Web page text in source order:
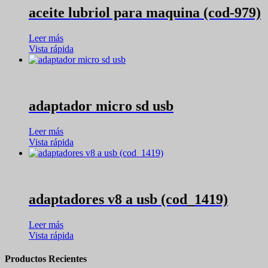
aceite lubriol para maquina (cod-979)
Leer más
Vista rápida
adaptador micro sd usb
Leer más
Vista rápida
adaptadores v8 a usb (cod_1419)
Leer más
Vista rápida
Productos Recientes